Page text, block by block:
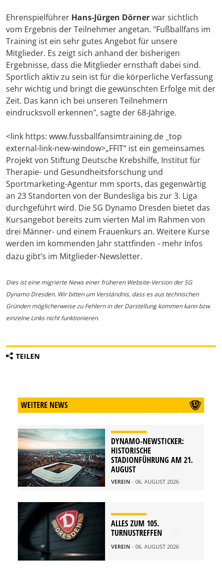
Ehrenspielführer Hans-Jürgen Dörnerwar sichtlich
vom Ergebnis der Teilnehmer angetan. "Fußballfans im
Training ist ein sehr gutes Angebot für unsere
Mitglieder. Es zeigt sich anhand der bisherigen
Ergebnisse, dass die Mitglieder ernsthaft dabei sind.
Sportlich aktiv zu sein ist für die körperliche Verfassung
sehr wichtig und bringt die gewünschten Erfolge mit der
Zeit. Das kann ich bei unseren Teilnehmern
eindrucksvoll erkennen", sagte der 68-Jährige.
<link https: www.fussballfansimtraining.de _top
external-link-new-window>„FFIT“ ist ein gemeinsames
Projekt von Stiftung Deutsche Krebshilfe, Institut für
Therapie- und Gesundheitsforschung und
Sportmarketing-Agentur mm sports, das gegenwärtig
an 23 Standorten von der Bundesliga bis zur 3. Liga
durchgeführt wird. Die SG Dynamo Dresden bietet das
Kursangebot bereits zum vierten Mal im Rahmen von
drei Männer- und einem Frauenkurs an. Weitere Kurse
werden im kommenden Jahr stattfinden – mehr Infos
dazu gibt’s im Mitglieder-Newsletter.
Dies ist eine migrierte News einer früheren Website-Version der SG
Dynamo Dresden. Wir bitten um Verständnis, dass es aus technischen
Gründen möglicherweise zu Fehlern in der Darstellung kommen kann bzw.
einzelne Links nicht funktionieren.
TEILEN
WEITERE NEWS
DYNAMO-NEWSTICKER:
HISTORISCHE
STADIONFÜHRUNG AM 21.
AUGUST
VEREIN - 06. AUGUST 2026
ALLES ZUM 105.
TURNUSTREFFEN
VEREIN - 06. AUGUST 2026